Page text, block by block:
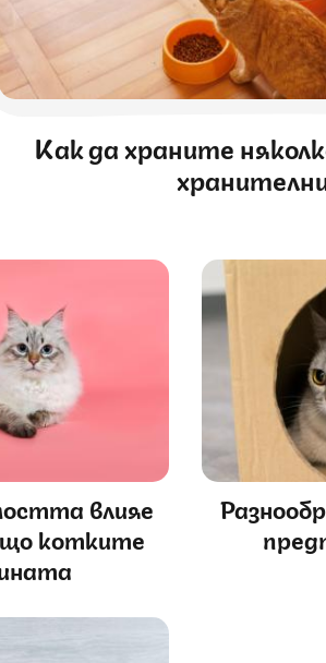
Как да храните
влияе
котките